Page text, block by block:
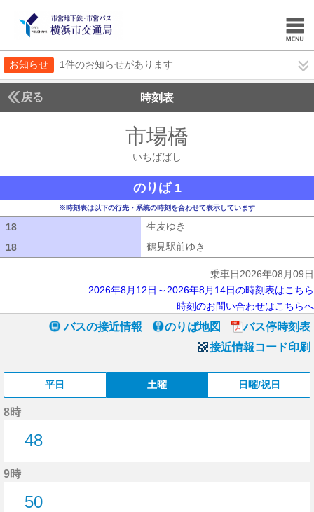
お知らせ 1件のお知らせがあります
戻る 時刻表
市場橋
いちばばし
のりば 1
※時刻表は以下の行先・系統の時刻を合わせて表示しています
18 生麦ゆき
18
鶴見駅前ゆき
乗車日2026年08月09日
2026年8月12日～2026年8月14日の時刻表はこちら
時刻のお問い合わせはこちらへ
バスの接近情報 のりば地図
バス停時刻表
接近情報コード印刷
平日 土曜 日曜/祝日
8時
48
9時
50